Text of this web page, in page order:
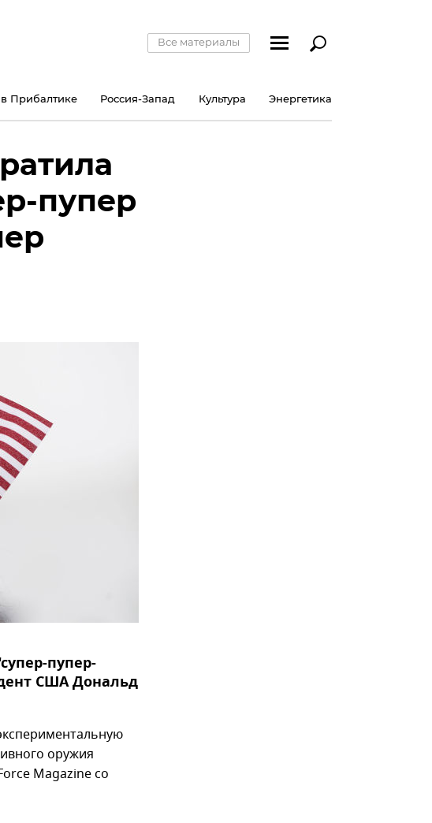
Все материалы
Прибалтике Россия-Запад Культура Энергетика
пупер
пупер-
США Дональд
оружия
Magazine со